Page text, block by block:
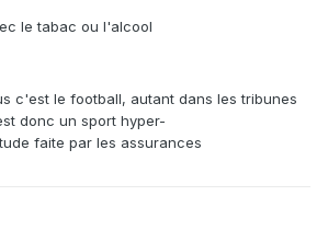
le tabac ou l'alcool
c'est le football, autant dans les tribunes
donc un sport hyper-
faite par les assurances